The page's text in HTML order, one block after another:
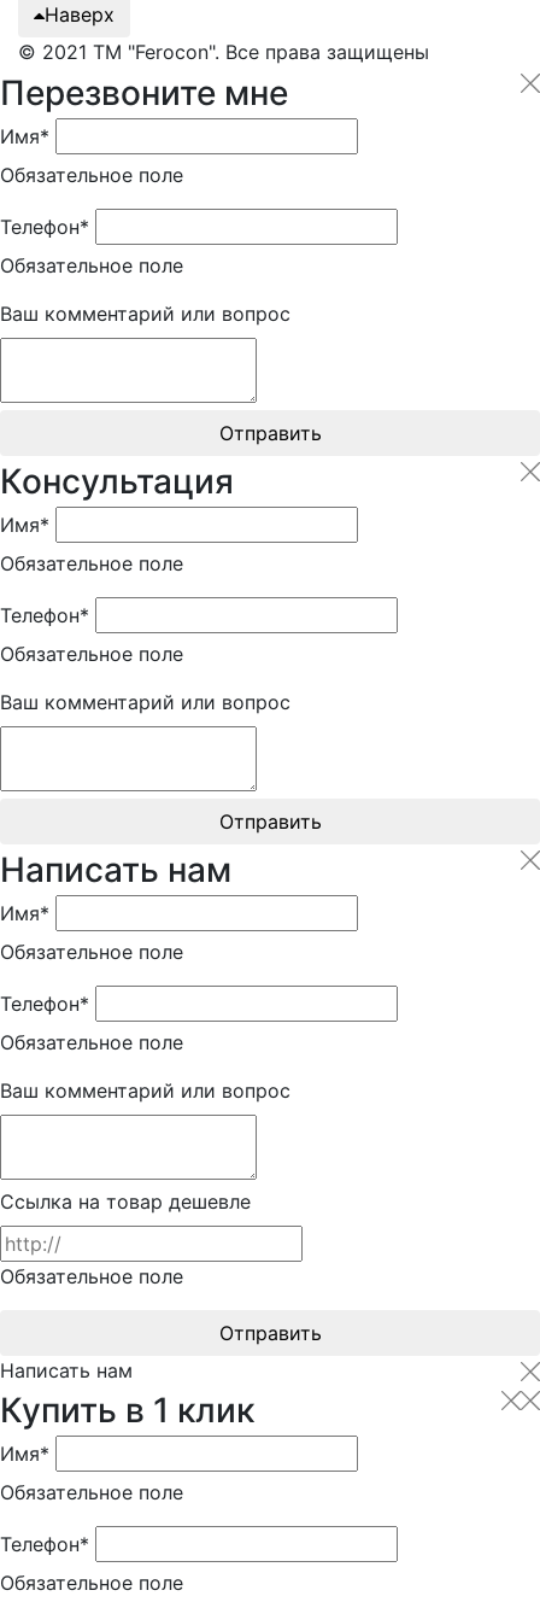
Наверх
© 2021 ТМ "Ferocon". Все права защищены
Перезвоните мне
Имя*
Обязательное поле
Телефон*
Обязательное поле
Ваш комментарий или вопрос
Отправить
Консультация
Имя*
Обязательное поле
Телефон*
Обязательное поле
Ваш комментарий или вопрос
Отправить
Написать нам
Имя*
Обязательное поле
Телефон*
Обязательное поле
Ваш комментарий или вопрос
Ссылка на товар дешевле
Обязательное поле
Отправить
Написать нам
Купить в 1 клик
Имя*
Обязательное поле
Телефон*
Обязательное поле